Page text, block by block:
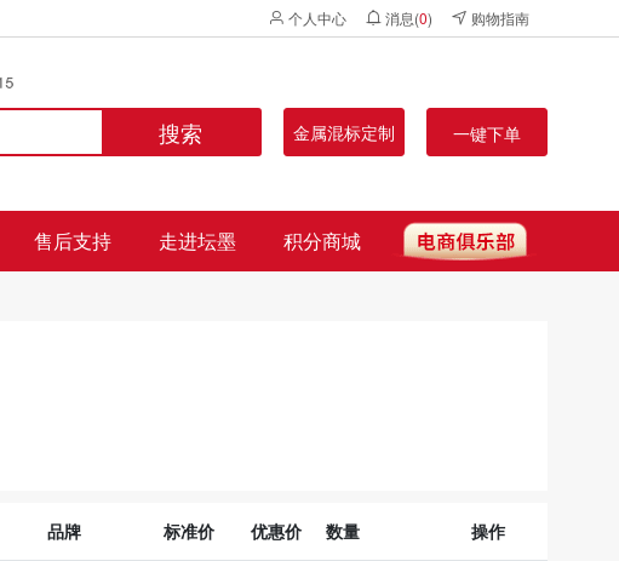
个人中心 消息(0) 购物指南
搜索 金属混标定制 一键下单
售后支持 走进坛墨 积分商城
品牌 标准价 优惠价 数量 操作